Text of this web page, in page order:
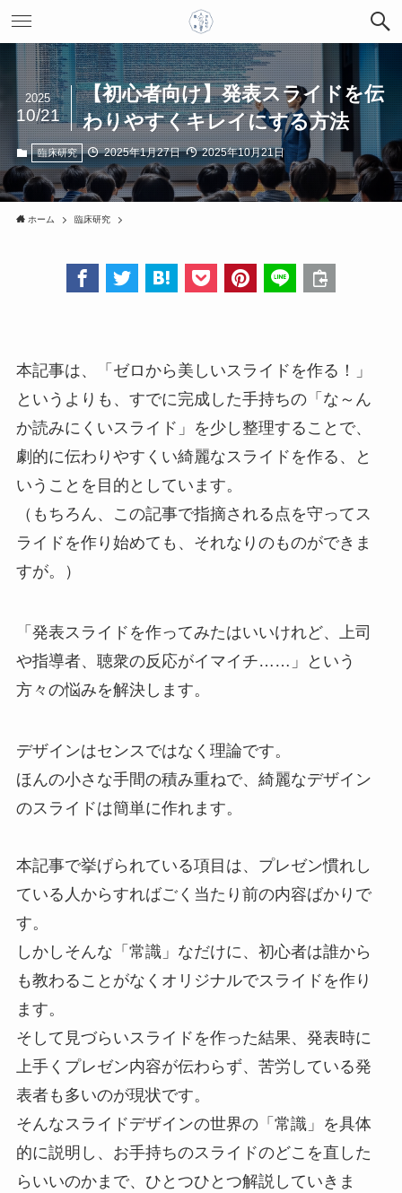
【初心者向け】発表スライドを伝
わりやすくキレイにする方法
2025
10/21
臨床研究 2025年1月27日 2025年10月21日
ホーム 臨床研究
本記事は、「ゼロから美しいスライドを作る！」
というよりも、すでに完成した手持ちの「な～ん
か読みにくいスライド」を少し整理することで、
劇的に伝わりやすくい綺麗なスライドを作る、と
いうことを目的としています。
（もちろん、この記事で指摘される点を守ってス
ライドを作り始めても、それなりのものができま
すが。）
「発表スライドを作ってみたはいいけれど、上司
や指導者、聴衆の反応がイマイチ……」という
方々の悩みを解決します。
デザインはセンスではなく理論です。
ほんの小さな手間の積み重ねで、綺麗なデザイン
のスライドは簡単に作れます。
本記事で挙げられている項目は、プレゼン慣れし
ている人からすればごく当たり前の内容ばかりで
す。
しかしそんな「常識」なだけに、初心者は誰から
も教わることがなくオリジナルでスライドを作り
ます。
そして見づらいスライドを作った結果、発表時に
上手くプレゼン内容が伝わらず、苦労している発
表者も多いのが現状です。
そんなスライドデザインの世界の「常識」を具体
的に説明し、お手持ちのスライドのどこを直した
らいいのかまで、ひとつひとつ解説していきま